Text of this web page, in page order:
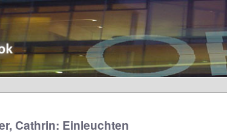
Cathrin: Einleuchten